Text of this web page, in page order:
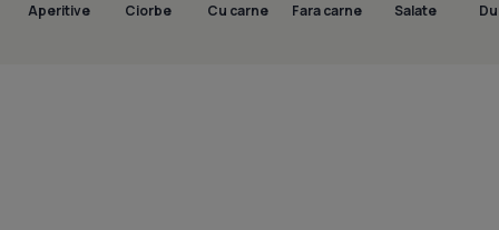
Aperitive Ciorbe Cu carne Fara carne Salate